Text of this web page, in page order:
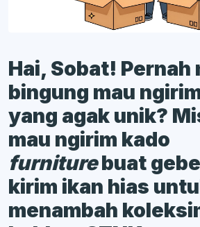
Hai, Sobat! Pernah
bingung mau
yang agak unik?
mau ngirim kado
furniturebuat
kirim ikan hias
menambah